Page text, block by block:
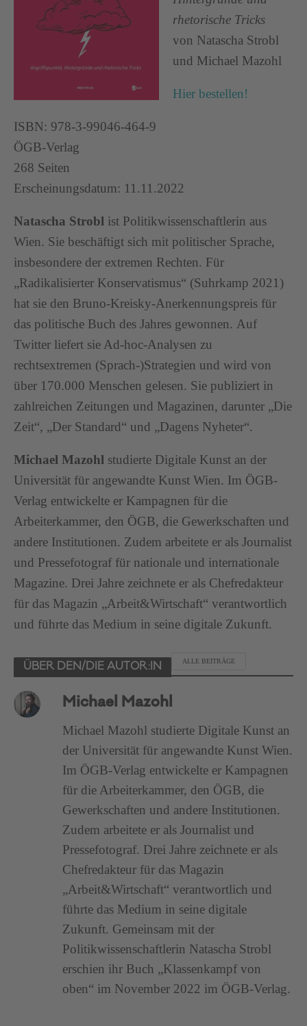
rhetorische Tricks
von Natascha Strobl
und Michael Mazohl
Hier bestellen!
ISBN: 978-3-99046-464-9
ÖGB-Verlag
268 Seiten
Erscheinungsdatum: 11.11.2022
Natascha Strobl ist Politikwissenschaftlerin aus
Wien. Sie beschäftigt sich mit politischer Sprache,
insbesondere der extremen Rechten. Für
„Radikalisierter Konservatismus“ (Suhrkamp 2021)
hat sie den Bruno-Kreisky-Anerkennungspreis für
das politische Buch des Jahres gewonnen. Auf
Twitter liefert sie Ad-hoc-Analysen zu
rechtsextremen (Sprach-)Strategien und wird von
über 170.000 Menschen gelesen. Sie publiziert in
zahlreichen Zeitungen und Magazinen, darunter „Die
Zeit“, „Der Standard“ und „Dagens Nyheter“.
Michael Mazohl studierte Digitale Kunst an der
Universität für angewandte Kunst Wien. Im ÖGB-
Verlag entwickelte er Kampagnen für die
Arbeiterkammer, den ÖGB, die Gewerkschaften und
andere Institutionen. Zudem arbeitete er als Journalist
und Pressefotograf für nationale und internationale
Magazine. Drei Jahre zeichnete er als Chefredakteur
für das Magazin „Arbeit&Wirtschaft“ verantwortlich
und führte das Medium in seine digitale Zukunft.
ÜBER DEN/DIE AUTOR:IN
ALLE BEITRÄGE
Michael Mazohl
Michael Mazohl studierte Digitale Kunst an
der Universität für angewandte Kunst Wien.
Im ÖGB-Verlag entwickelte er Kampagnen
für die Arbeiterkammer, den ÖGB, die
Gewerkschaften und andere Institutionen.
Zudem arbeitete er als Journalist und
Pressefotograf. Drei Jahre zeichnete er als
Chefredakteur für das Magazin
„Arbeit&Wirtschaft“ verantwortlich und
führte das Medium in seine digitale
Zukunft. Gemeinsam mit der
Politikwissenschaftlerin Natascha Strobl
erschien ihr Buch „Klassenkampf von
oben“ im November 2022 im ÖGB-Verlag.